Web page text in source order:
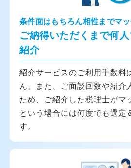
条件面はもちろん相性までマッ
ご納得いただくまで何
紹介
紹介サービスのご利用手数料
ん。また、ご面談回数や紹介
ため、ご紹介した税理士がマ
という場合には何度でも選定
す。